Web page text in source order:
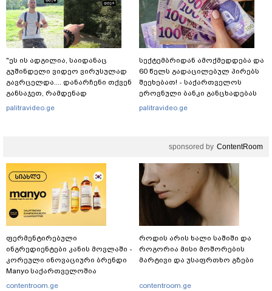
"ეს ის ადგილია, საიდანაც
გუშინდელი ვიდეო ვირუსულად
გავრცელდა.... დანარჩენი თქვენ
განსაჯეთ, რამდენად
შესაძლებელია აქ ადამიანის
palitravideo.ge
სექტემბრიდან ამოქმედდება და
60 წელს გადაცილებულ პირებს
შეეხებათ! - საქართველოს
ეროვნული ბანკი განცხადებას
ავრცელებს
palitravideo.ge
sponsored by ContentRoom
ფერმენტირებული
ინგრედიენტები კანის მოვლაში -
კორეული ინოვაციური ბრენდი
Manyo საქართველოშია
contentroom.ge
როდის არის ხალი საშიში და
როგორია მისი მოშორების
მარტივი და უსაფრთხო გზები
contentroom.ge